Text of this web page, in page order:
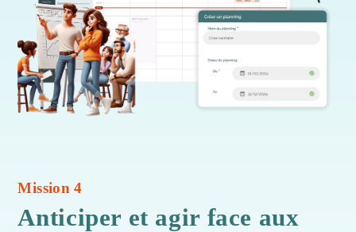
Mission 4
Anticiper et agir face aux